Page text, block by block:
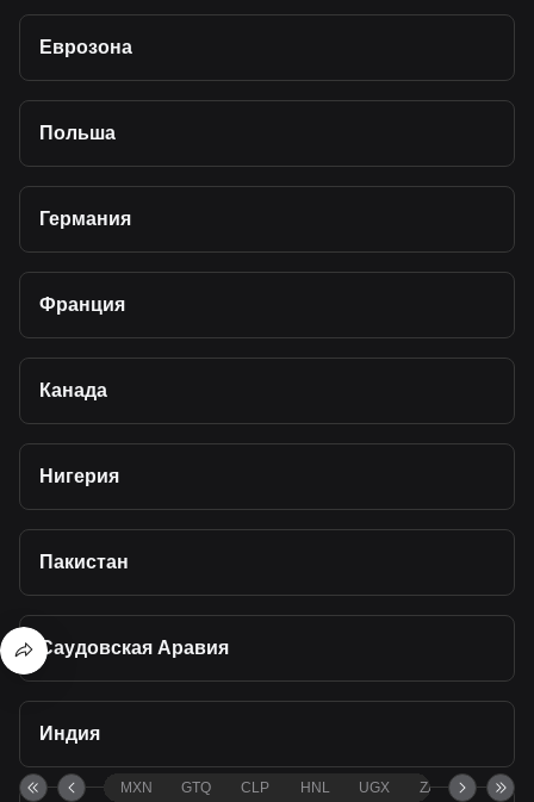
Еврозона
Польша
Германия
Франция
Канада
Нигерия
Пакистан
Саудовская Аравия
Индия
MXN GTQ CLP HNL UGX ZAR TND